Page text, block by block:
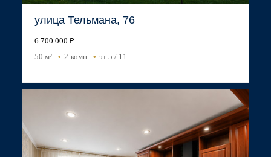
улица Тельмана, 76
6 700 000 ₽
50 м²
2-комн эт 5 / 11